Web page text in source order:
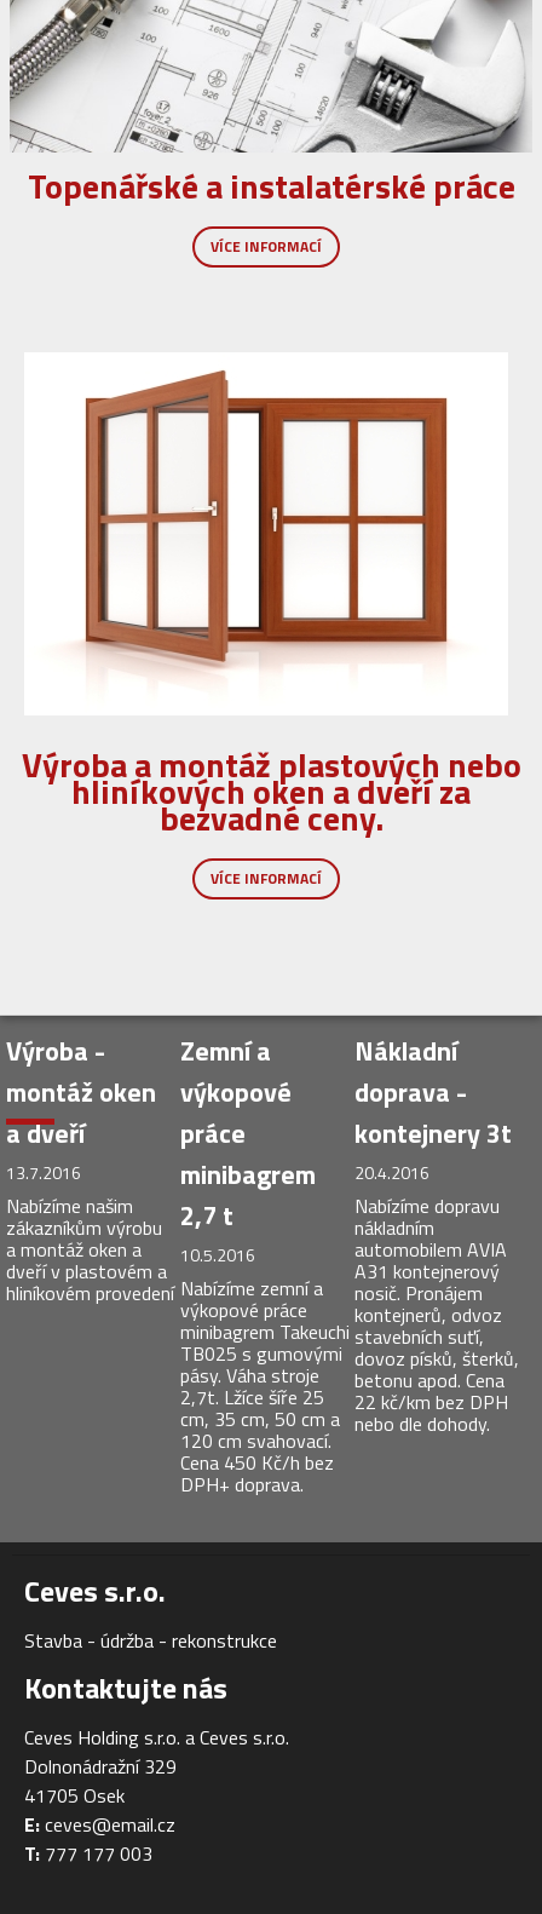
Topenářské a instalatérské práce
VÍCE INFORMACÍ
Výroba a montáž plastových nebo
hliníkových oken a dveří za
VÍCE INFORMACÍ
a dveří
13.7.2016
Nabízíme našim
zákazníkům výrobu
a montáž oken a
dveří v plastovém a
hliníkovém provedení
práce
minibagrem
2,7 t
10.5.2016
Nabízíme zemní a
výkopové práce
minibagrem Takeuchi
TB025 s gumovými
pásy. Váha stroje
2,7t. Lžíce šíře 25
cm, 35 cm, 50 cm a
120 cm svahovací.
Cena 450 Kč/h bez
DPH+ doprava.
kontejnery 3t
20.4.2016
Nabízíme dopravu
nákladním
automobilem AVIA
A31 kontejnerový
nosič. Pronájem
kontejnerů, odvoz
stavebních suťí,
dovoz písků, šterků,
betonu apod. Cena
22 kč/km bez DPH
nebo dle dohody.
Dolnonádražní 329
41705 Osek
E:ceves@email.cz
T:777 177 003